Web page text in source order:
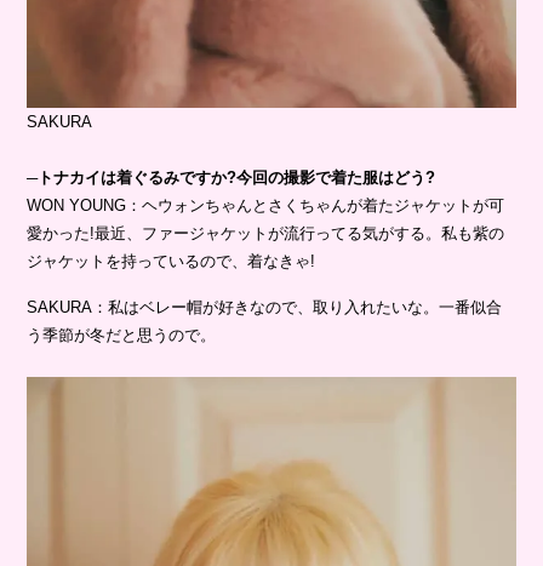
SAKURA
─トナカイは着ぐるみですか?今回の撮影で着た服はどう?
WON YOUNG：ヘウォンちゃんとさくちゃんが着たジャケットが可
愛かった!最近、ファージャケットが流行ってる気がする。私も紫の
ジャケットを持っているので、着なきゃ!
SAKURA：私はベレー帽が好きなので、取り入れたいな。一番似合
う季節が冬だと思うので。